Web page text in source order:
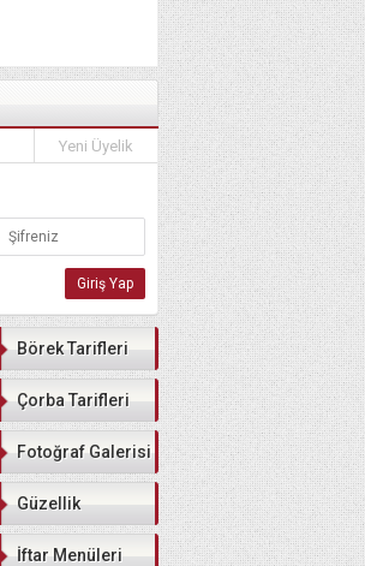
Yeni Üyelik
Börek Tarifleri
Çorba Tarifleri
Fotoğraf Galerisi
Güzellik
İftar Menüleri